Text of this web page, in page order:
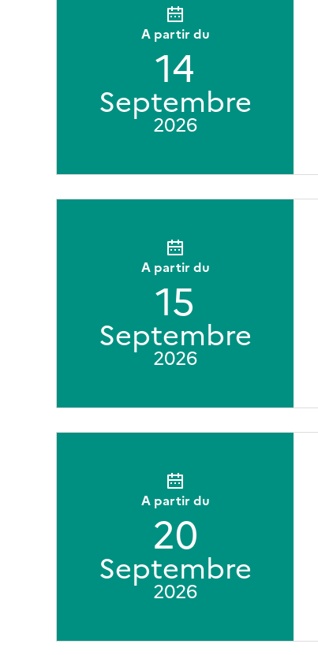
A partir du
14
Septembre
2026
A partir du
15
Septembre
2026
A partir du
20
Septembre
2026